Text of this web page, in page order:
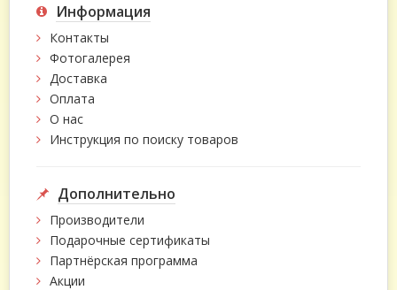
Информация
Контакты
Фотогалерея
Доставка
Оплата
О нас
Инструкция по поиску товаров
Дополнительно
Производители
Подарочные сертификаты
Партнёрская программа
Акции